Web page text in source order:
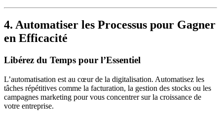
4. Automatiser les Processus pour Gagner
en Efficacité
Libérez du Temps pour l’Essentiel
L’automatisation est au cœur de la digitalisation. Automatisez les
tâches répétitives comme la facturation, la gestion des stocks ou les
campagnes marketing pour vous concentrer sur la croissance de
votre entreprise.